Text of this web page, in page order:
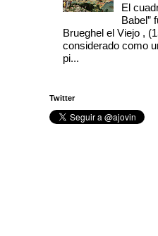
El
Babel”
Brueghel el Viejo ,
considerado como
pi...
Twitter